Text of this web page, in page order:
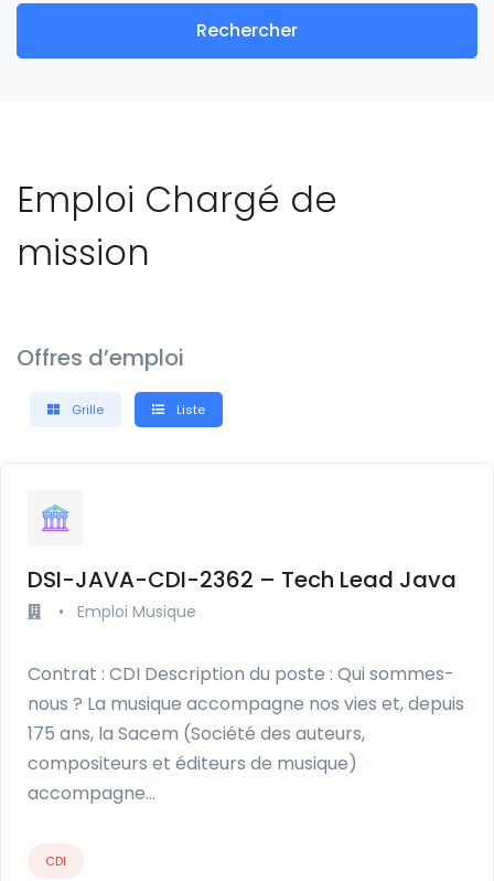
Rechercher
Emploi Chargé de
mission
Offres d’emploi
Grille Liste
DSI-JAVA-CDI-2362 – Tech Lead Java
• Emploi Musique
Contrat : CDI Description du poste : Qui sommes-
nous ? La musique accompagne nos vies et, depuis
175 ans, la Sacem (Société des auteurs,
compositeurs et éditeurs de musique)
accompagne…
CDI